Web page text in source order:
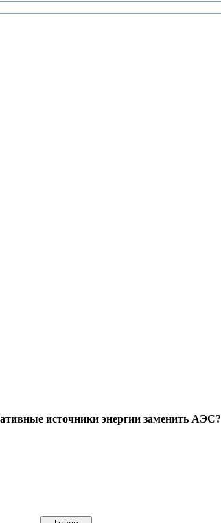
источники энергии заменить АЭС?